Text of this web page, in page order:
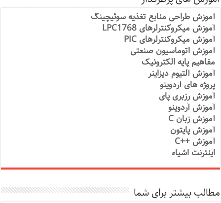
آموزش طراحی منابع تغذیه سوئیچینگ
آموزش میکروکنترلرهای LPC1768
آموزش میکروکنترلرهای PIC
آموزش اتوماسیون صنعتی
مفاهیم پایه الکترونیک
آموزش آلتیوم دیزاینر
پروژه های آردوینو
آموزش رزبری پای
آموزش آردوینو
آموزش زبان C
آموزش پایتون
آموزش ++C
اینترنت اشیاء
مطالب بیشتر برای شما